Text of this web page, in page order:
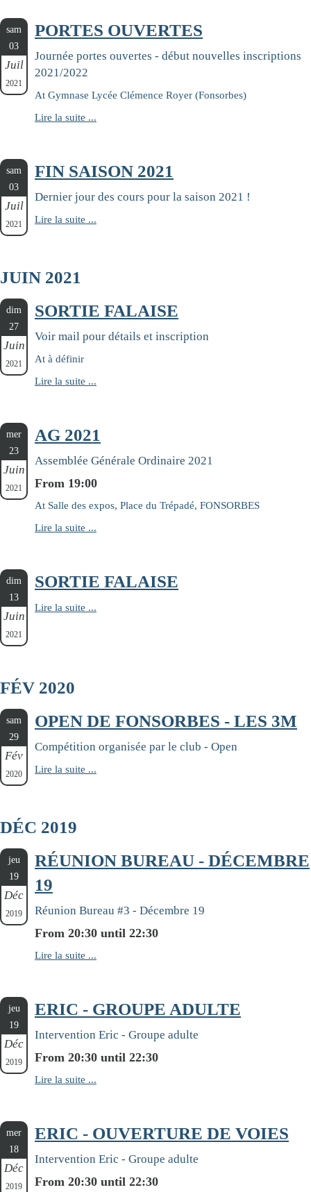
sam
03
Juil
2021
PORTES OUVERTES
Journée portes ouvertes - début nouvelles inscriptions
2021/2022
At Gymnase Lycée Clémence Royer (Fonsorbes)
Lire la suite ...
sam
03
Juil
2021
FIN SAISON 2021
Dernier jour des cours pour la saison 2021 !
Lire la suite ...
JUIN 2021
dim
27
Juin
2021
SORTIE FALAISE
Voir mail pour détails et inscription
At à définir
Lire la suite ...
mer
23
Juin
2021
AG 2021
Assemblée Générale Ordinaire 2021
From 19:00
At Salle des expos, Place du Trépadé, FONSORBES
Lire la suite ...
dim
13
Juin
2021
SORTIE FALAISE
Lire la suite ...
FÉV 2020
sam
29
Fév
2020
OPEN DE FONSORBES - LES 3M
Compétition organisée par le club - Open
Lire la suite ...
DÉC 2019
jeu
19
Déc
2019
RÉUNION BUREAU - DÉCEMBRE
19
Réunion Bureau #3 - Décembre 19
From 20:30 until 22:30
Lire la suite ...
jeu
19
Déc
2019
ERIC - GROUPE ADULTE
Intervention Eric - Groupe adulte
From 20:30 until 22:30
Lire la suite ...
mer
18
Déc
2019
ERIC - OUVERTURE DE VOIES
Intervention Eric - Groupe adulte
From 20:30 until 22:30